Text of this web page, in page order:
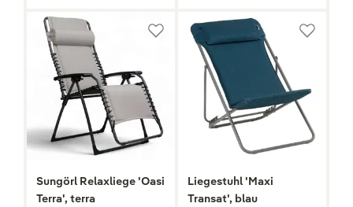
Sungörl Relaxliege 'Oasi
Terra', terra
Liegestuhl 'Maxi
Transat', blau